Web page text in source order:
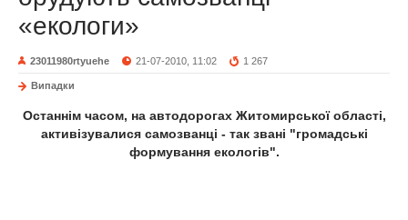
«екологи»
23011980rtyuehe 21-07-2010, 11:02 1 267
Випадки
Останнім часом, на автодорогах Житомирської області,
активізувалися самозванці - так звані "громадські
формування екологів".